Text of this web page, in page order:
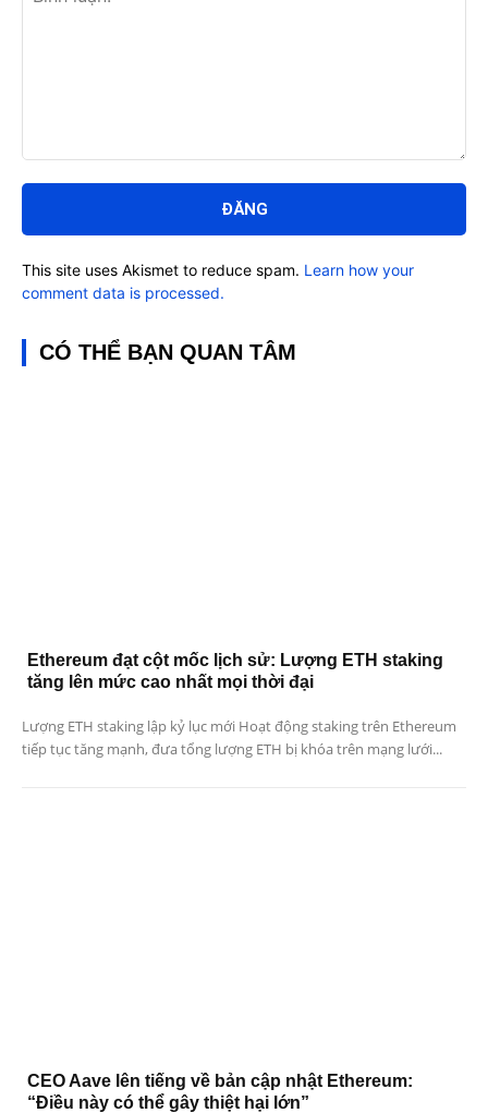
luận:
This site uses Akismet to reduce spam. Learn how your
comment data is processed.
CÓ THỂ BẠN QUAN TÂM
Ethereum đạt cột mốc lịch sử: Lượng ETH staking
tăng lên mức cao nhất mọi thời đại
Lượng ETH staking lập kỷ lục mới Hoạt động staking trên Ethereum
tiếp tục tăng mạnh, đưa tổng lượng ETH bị khóa trên mạng lưới...
CEO Aave lên tiếng về bản cập nhật Ethereum:
“Điều này có thể gây thiệt hại lớn”